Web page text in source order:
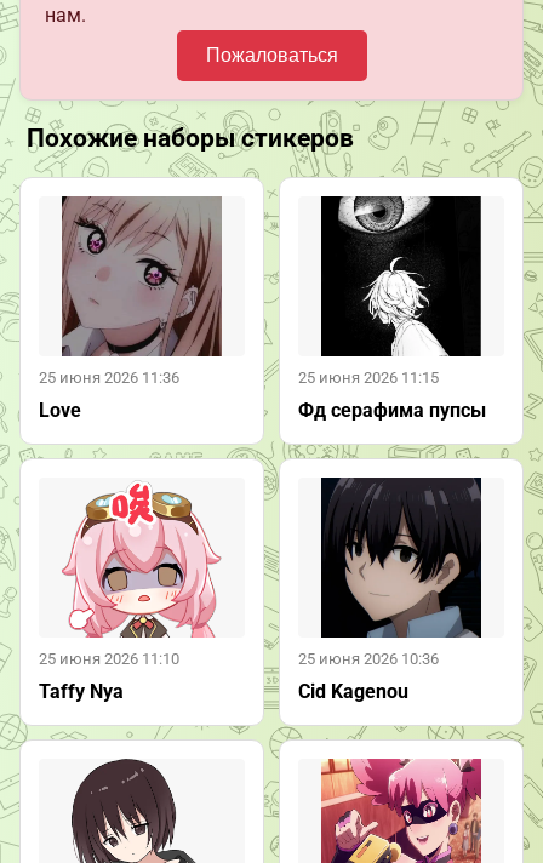
нам.
Пожаловаться
Похожие наборы стикеров
25 июня 2026 11:36
Love
25 июня 2026 11:15
Фд серафима пупсы
25 июня 2026 11:10
Taffy Nya
25 июня 2026 10:36
Cid Kagenou